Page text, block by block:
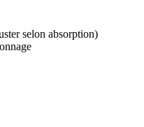
selon absorption)